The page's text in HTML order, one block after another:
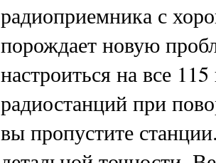
радиоприемника с
порождает новую
настроиться на все
радиостанций при
вы пропустите